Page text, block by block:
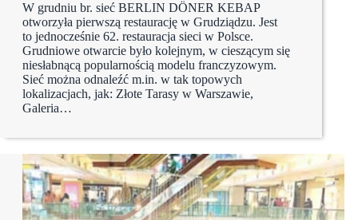
W grudniu br. sieć BERLIN DÖNER KEBAP
otworzyła pierwszą restaurację w Grudziądzu. Jest
to jednocześnie 62. restauracja sieci w Polsce.
Grudniowe otwarcie było kolejnym, w cieszącym się
niesłabnącą popularnością modelu franczyzowym.
Sieć można odnaleźć m.in. w tak topowych
lokalizacjach, jak: Złote Tarasy w Warszawie,
Galeria…